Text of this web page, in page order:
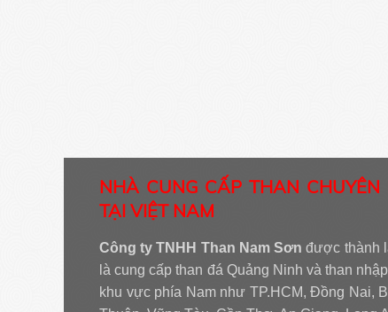
NHÀ CUNG CẤP THAN
TẠI VIỆT NAM
Công ty TNHH Than Nam Sơnđược thành
là cung cấp than đá Quảng Ninh và than
khu vực phía Nam như TP.HCM, Đồng Nai,